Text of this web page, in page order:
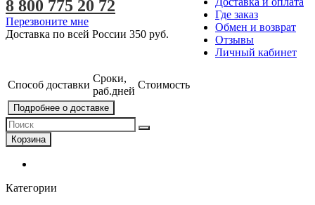
Где заказ
Обмен и возврат
Отзывы
Личный кабинет
8 800 775 20 72
Перезвоните мне
Доставка по всей России 350 руб.
Способ доставки
Сроки,
раб.дней
Стоимость
Подробнее о доставке
Корзина
Категории